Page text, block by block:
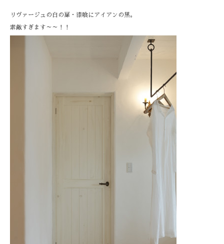
リヴァージュの白の扉・漆喰にアイアンの黒。
素敵すぎます～～！！